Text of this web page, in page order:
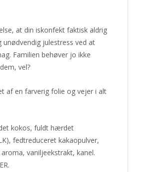
at din iskonfekt faktisk aldrig
julestress ved at
Familien behøver jo ikke
vel?
af en farverig folie og vejer i alt
kokos, fuldt hærdet
fedtreduceret kakaopulver,
aroma, vaniljeekstrakt, kanel.